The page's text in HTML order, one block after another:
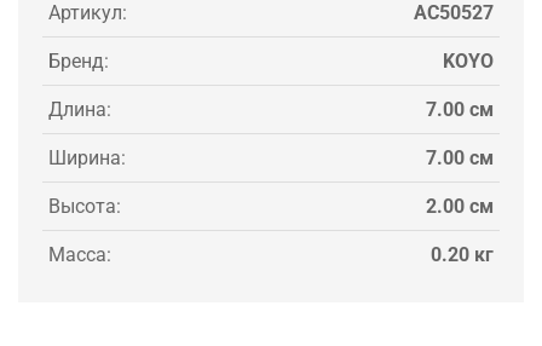
Артикул: AC50527
Бренд: KOYO
Длина: 7.00 см
Ширина: 7.00 см
Высота: 2.00 см
Масса: 0.20 кг